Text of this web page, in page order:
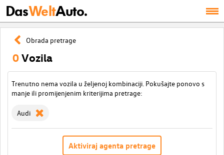
DasWeltAuto.
Obrada pretrage
0Vozila
Trenutno nema vozila u željenoj kombinaciji. Pokušajte ponovo s
manje ili promijenjenim kriterijima pretrage:
Audi
Aktiviraj agenta pretrage